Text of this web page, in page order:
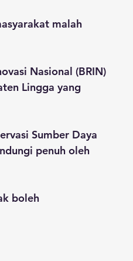
malah
Nasional (BRIN)
Lingga yang
Sumber Daya
penuh oleh
boleh